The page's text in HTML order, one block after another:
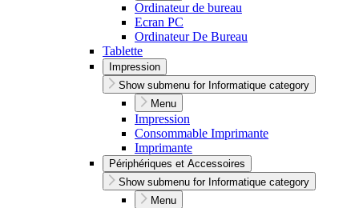
Ordinateur de bureau
Ecran PC
Ordinateur De Bureau
Tablette
Impression
Show submenu for Informatique category
Menu
Impression
Consommable Imprimante
Imprimante
Périphériques et Accessoires
Show submenu for Informatique category
Menu